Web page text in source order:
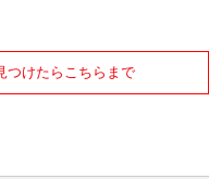
つけたらこちらまで